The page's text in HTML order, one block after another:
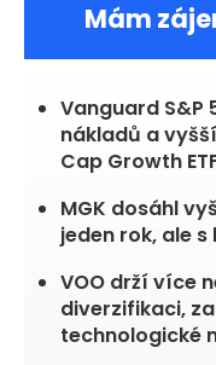
Mám
Vanguard S&P
nákladů a
Cap Growth
MGK dosáhl
jeden rok, ale
VOO drží více
diverzifikaci,
technologické